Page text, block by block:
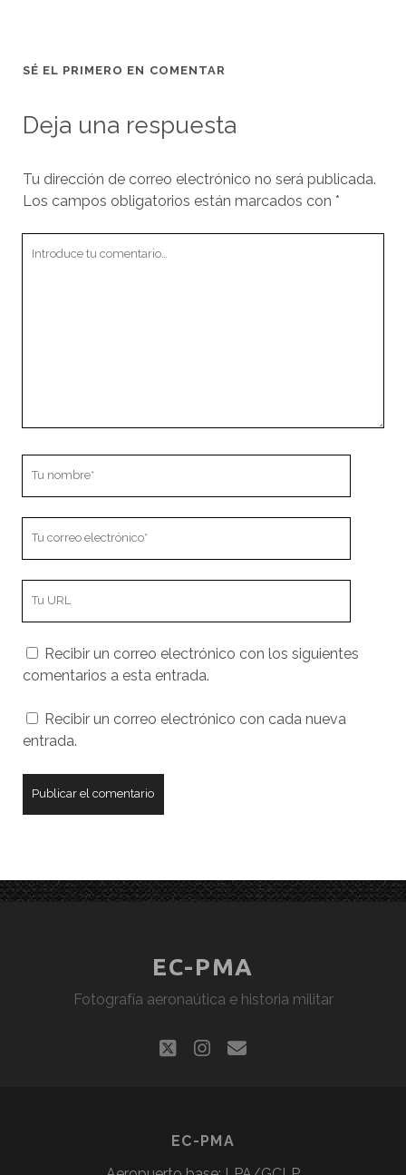
SÉ EL PRIMERO EN COMENTAR
Deja una respuesta
Tu dirección de correo electrónico no será publicada.
Los campos obligatorios están marcados con *
sitio
web
Recibir un correo electrónico con los siguientes
comentarios a esta entrada.
Recibir un correo electrónico con cada nueva
entrada.
EC-PMA
Fotografía aeronaútica e historia militar
twitterinstagram
correo
EC-PMA